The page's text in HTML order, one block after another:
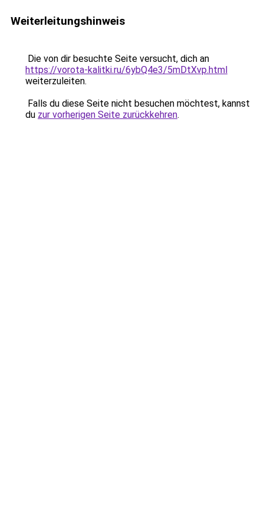
Weiterleitungshinweis
Die von dir besuchte Seite versucht, dich an
https://vorota-kalitki.ru/6ybQ4e3/5mDtXvp.html
weiterzuleiten.
Falls du diese Seite nicht besuchen möchtest, kannst
du zur vorherigen Seite zurückkehren.